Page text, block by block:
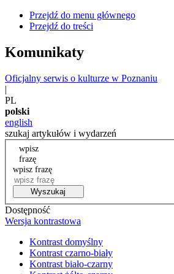
Przejdź do menu głównego
Przejdź do treści
Komunikaty
Oficjalny serwis o kulturze w Poznaniu
|
PL
polski
english
szukaj artykułów i wydarzeń
wpisz
frazę
wpisz frazę
Wyszukaj
Dostępność
Wersja kontrastowa
Kontrast domyślny
Kontrast czarno-biały
Kontrast biało-czarny